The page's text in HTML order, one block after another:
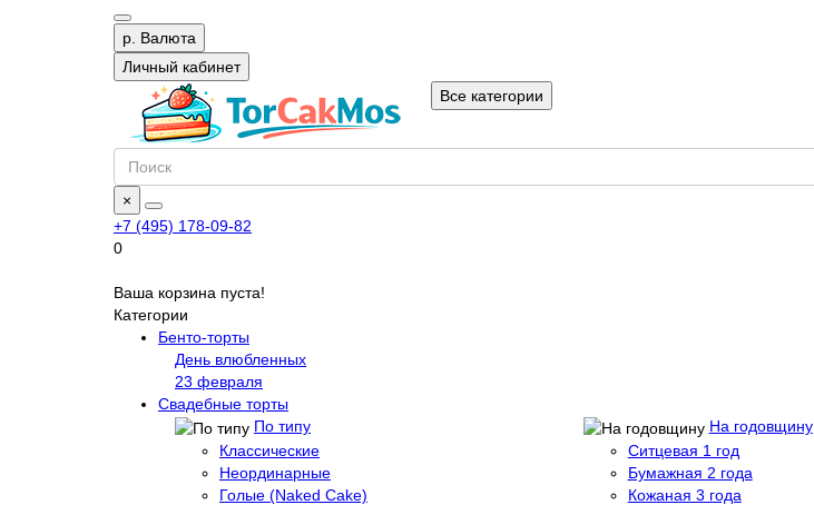
р. Валюта
Личный кабинет
Все категории
×
+7 (495) 178-09-82
0
Ваша корзина пуста!
Категории
Бенто-торты
День влюбленных
23 февраля
Свадебные торты
По типу
Классические
Неординарные
Голые (Naked Cake)
На годовщину
Ситцевая 1 год
Бумажная 2 года
Кожаная 3 года